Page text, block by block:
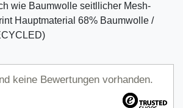
wie Baumwolle seitllicher Mesh-
Hauptmaterial 68% Baumwolle /
keine Bewertungen vorhanden.